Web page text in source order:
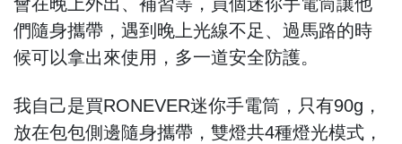
們隨身攜帶，遇到晚上光線不足、過馬路的時
候可以拿出來使用，多一道安全防護。
我自己是買RONEVER迷你手電筒，只有90g，
放在包包側邊隨身攜帶，雙燈共4種燈光模式，